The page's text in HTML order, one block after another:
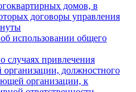
домов, в
договоры управления
использовании общего
случаях привлечения
должностного
организации, к